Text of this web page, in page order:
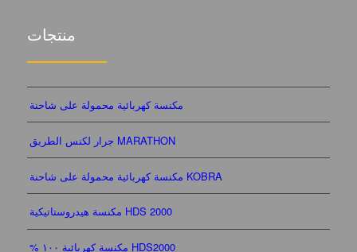
منتجات
مكنسة كهربائية محمولة على شاحنة
جرار لكنس الطريق MARATHON
مكنسة كهربائية محمولة على شاحنة KOBRA
مكنسة هيدروستاتيكية HDS 2000
% مكنسة كهربائية ١٠٠ HDS2000